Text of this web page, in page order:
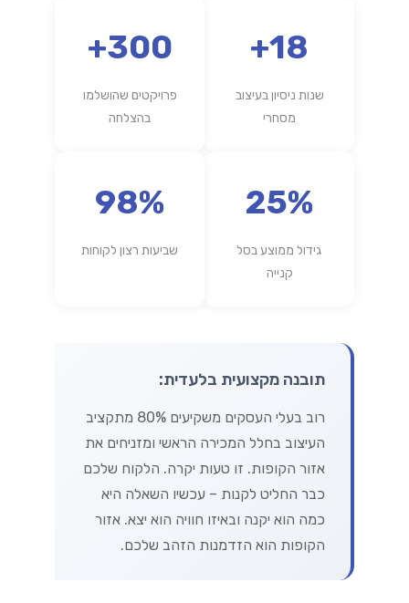
18+
שנות ניסיון בעיצוב
מסחרי
300+
פרויקטים שהושלמו
בהצלחה
25%
גידול ממוצע בסל
קנייה
98%
שביעות רצון לקוחות
תובנה מקצועית בלעדית:
רוב בעלי העסקים משקיעים 80% מתקציב
העיצוב בחלל המכירה הראשי ומזניחים את
אזור הקופות. זו טעות יקרה. הלקוח שלכם
כבר החליט לקנות – עכשיו השאלה היא
כמה הוא יקנה ובאיזו חוויה הוא יצא. אזור
הקופות הוא הזדמנות הזהב שלכם.